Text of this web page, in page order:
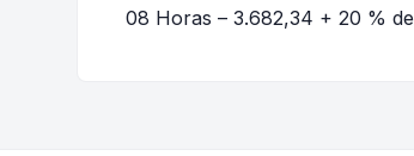
08 Horas – 3.682,34 + 20 %